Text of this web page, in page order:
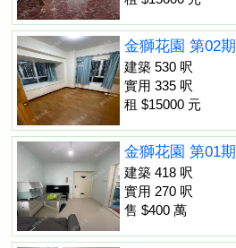
金獅花園 第02期
建築 530 呎
實用 335 呎
租 $15000 元
金獅花園 第01期
建築 418 呎
實用 270 呎
售 $400 萬